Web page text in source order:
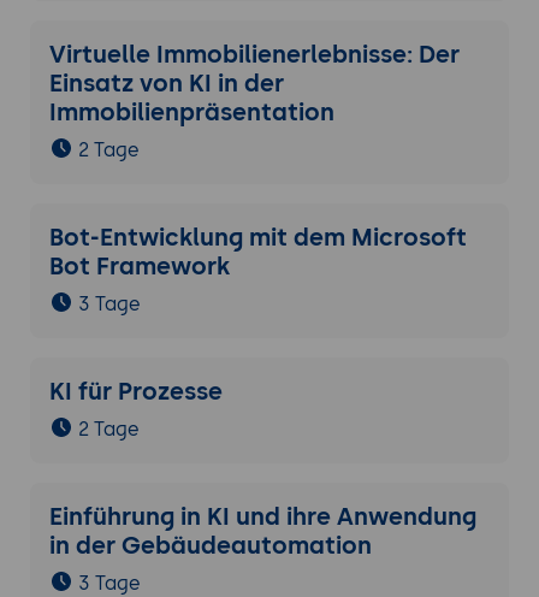
Virtuelle Immobilienerlebnisse: Der
Einsatz von KI in der
Immobilienpräsentation
2 Tage
Bot-Entwicklung mit dem Microsoft
Bot Framework
3 Tage
KI für Prozesse
2 Tage
Einführung in KI und ihre Anwendung
in der Gebäudeautomation
3 Tage